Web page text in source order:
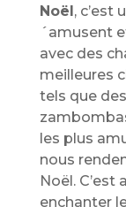
Noël , c’est
´amusent
avec des
meilleures
tels que
les plus
nous
Noël. C’est
enchanter